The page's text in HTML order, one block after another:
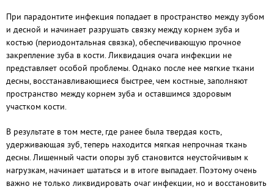
При парадонтите инфекция попадает в пространство между зубом
и десной и начинает разрушать связку между корнем зуба и
костью (периодонтальная связка), обеспечивающую прочное
закрепление зуба в кости. Ликвидация очага инфекции не
представляет особой проблемы. Однако после нее мягкие ткани
десны, восстанавливающиеся быстрее, чем костные, заполняют
пространство между корнем зуба и оставшимся здоровым
участком кости.
В результате в том месте, где ранее была твердая кость,
удерживающая зуб, теперь находится мягкая непрочная ткань
десны. Лишенный части опоры зуб становится неустойчивым к
нагрузкам, начинает шататься и в итоге выпадает. Поэтому очень
важно не только ликвидировать очаг инфекции, но и восстановить